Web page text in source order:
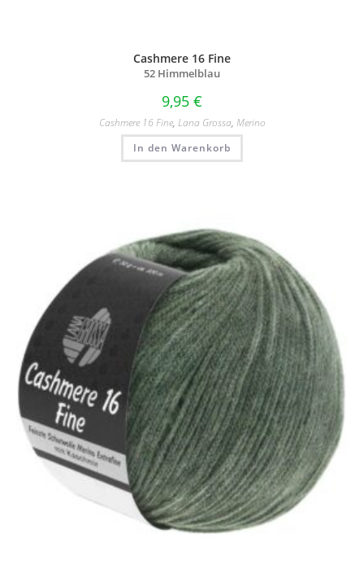
Cashmere 16 Fine
52 Himmelblau
9,95 €
Cashmere 16 Fine, Lana Grossa, Merino
In den Warenkorb